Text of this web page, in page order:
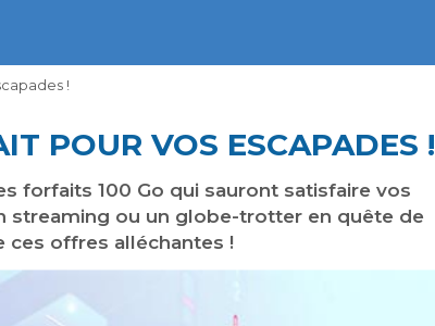
!
POUR VOS ESCAPADES !
forfaits 100 Go qui sauront satisfaire vos
streaming ou un globe-trotter en quête de
ces offres alléchantes !